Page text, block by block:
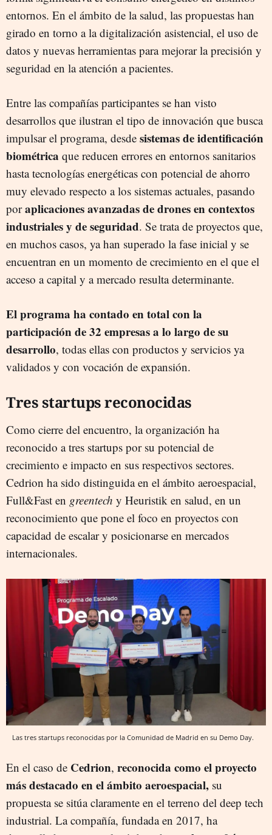
entornos. En el ámbito de la salud, las propuestas han
girado en torno a la digitalización asistencial, el uso de
datos y nuevas herramientas para mejorar la precisión y
seguridad en la atención a pacientes.
Entre las compañías participantes se han visto
desarrollos que ilustran el tipo de innovación que busca
impulsar el programa, desde sistemas de identificación
biométrica que reducen errores en entornos sanitarios
hasta tecnologías energéticas con potencial de ahorro
muy elevado respecto a los sistemas actuales, pasando
poraplicaciones avanzadas de drones en contextos
industriales y de seguridad. Se trata de proyectos que,
en muchos casos, ya han superado la fase inicial y se
encuentran en un momento de crecimiento en el que el
acceso a capital y a mercado resulta determinante.
El programa ha contado en total con la
participación de 32 empresas a lo largo de su
desarrollo, todas ellas con productos y servicios ya
validados y con vocación de expansión.
Tres startups reconocidas
Como cierre del encuentro, la organización ha
reconocido a tres startups por su potencial de
crecimiento e impacto en sus respectivos sectores.
Cedrion ha sido distinguida en el ámbito aeroespacial,
Full&Fast en greentech y Heuristik en salud, en un
reconocimiento que pone el foco en proyectos con
capacidad de escalar y posicionarse en mercados
internacionales.
Las tres startups reconocidas por la Comunidad de Madrid en su Demo Day.
En el caso de Cedrion, reconocida como el proyecto
más destacado en el ámbito aeroespacial, su
propuesta se sitúa claramente en el terreno del deep tech
industrial. La compañía, fundada en 2017, ha